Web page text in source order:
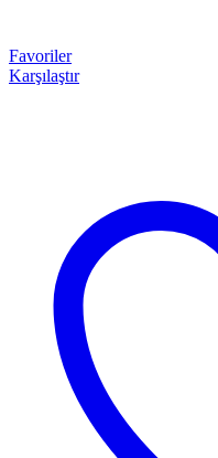
Favoriler
Karşılaştır